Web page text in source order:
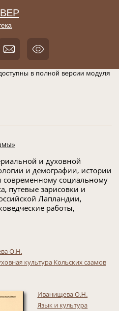
в полной версии модуля
и духовной
и демографии, истории
современному социальному
путевые зарисовки и
Лапландии,
работы,
О.Н.
культура Кольских саамов
Иванищева О.Н.
Язык и культура